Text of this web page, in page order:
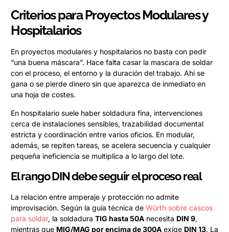
Criterios para Proyectos Modulares y
Hospitalarios
En proyectos modulares y hospitalarios no basta con pedir
“una buena máscara”. Hace falta casar la mascara de soldar
con el proceso, el entorno y la duración del trabajo. Ahí se
gana o se pierde dinero sin que aparezca de inmediato en
una hoja de costes.
En hospitalario suele haber soldadura fina, intervenciones
cerca de instalaciones sensibles, trazabilidad documental
estricta y coordinación entre varios oficios. En modular,
además, se repiten tareas, se acelera secuencia y cualquier
pequeña ineficiencia se multiplica a lo largo del lote.
El rango DIN debe seguir el proceso real
La relación entre amperaje y protección no admite
improvisación. Según la guía técnica de Würth sobre cascos
para soldar, la soldadura TIG hasta 50A necesita DIN 9,
mientras que MIG/MAG por encima de 300A exige DIN 13. La